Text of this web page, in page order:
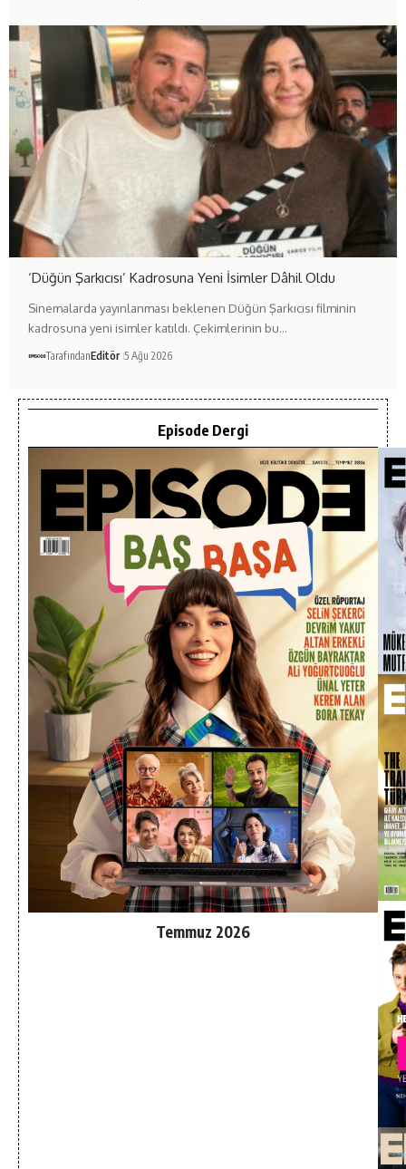
‘Düğün Şarkıcısı’ Kadrosuna Yeni İsimler Dâhil Oldu
Sinemalarda yayınlanması beklenen Düğün Şarkıcısı filminin
kadrosuna yeni isimler katıldı. Çekimlerinin bu…
TarafındanEditör 5 Ağu 2026
Episode Dergi
Temmuz 2026